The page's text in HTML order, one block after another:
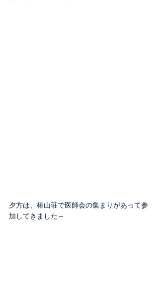
夕方は、椿山荘で医師会の集まりがあって参
加してきました～